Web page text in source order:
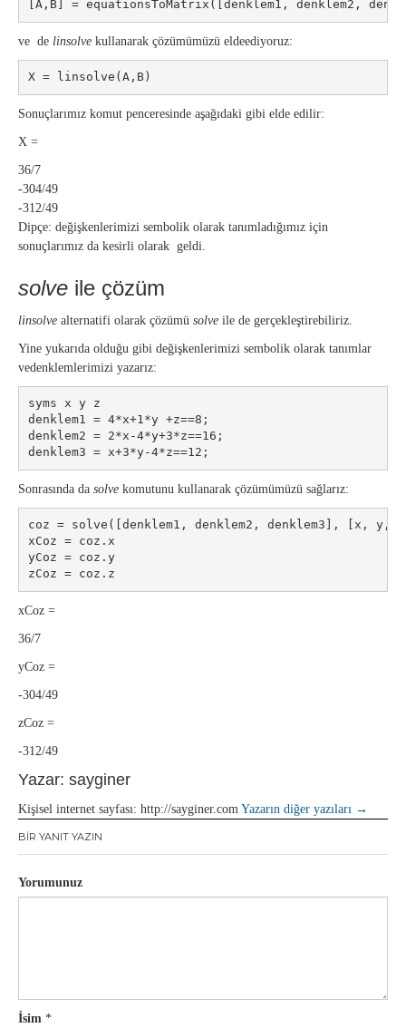
[A,B] = equationsToMatrix([denklem1, denklem2,
ve de linsolve kullanarak çözümümüzü eldeediyoruz:
X = linsolve(A,B)
Sonuçlarımız komut penceresinde aşağıdaki gibi elde edilir:
X =
36/7
-304/49
-312/49
Dipçe: değişkenlerimizi sembolik olarak tanımladığımız için
sonuçlarımız da kesirli olarak geldi.
solve ile çözüm
linsolve alternatifi olarak çözümü solve ile de gerçekleştirebiliriz.
Yine yukarıda olduğu gibi değişkenlerimizi sembolik olarak tanımlar
vedenklemlerimizi yazarız:
syms x y z
denklem1 = 4*x+1*y +z==8;
denklem2 = 2*x-4*y+3*z==16;
denklem3 = x+3*y-4*z==12;
Sonrasında da solve komutunu kullanarak çözümümüzü sağlarız:
coz = solve([denklem1, denklem2, denklem3], [x, y,
xCoz = coz.x
yCoz = coz.y
xCoz =
36/7
yCoz =
-304/49
zCoz =
-312/49
Yazar: sayginer
Kişisel internet sayfası: http://sayginer.com Yazarın diğer yazıları →
BIR YANIT YAZIN
Yorumunuz
İsim *